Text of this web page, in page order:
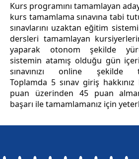
Kurs programını tamamlayan
kurs tamamlama sınavına tabi
sınavlarını uzaktan eğitim
dersleri tamamlayan
yaparak otonom şekilde
sistemin atamış olduğu gün
sınavınızı online şekilde
Toplamda 5 sınav giriş
puan üzerinden 45 puan
başarı ile tamamlamanız için